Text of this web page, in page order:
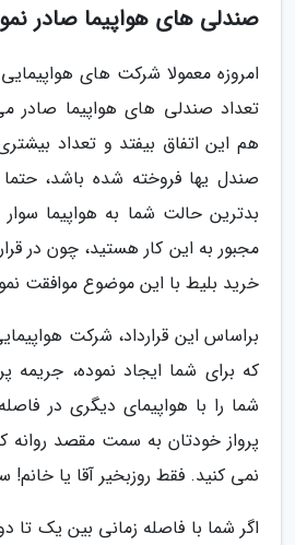
صندلی های هواپیما صادر
امروزه معمولا شرکت های
تعداد صندلی­ های هواپیما صادر می
هم این اتفاق بیفتد و تعداد
صندل ی­ها فروخته شده باشد،
بدترین حالت شما به هواپیما سوار
مجبور به این کار هستید، چون در
خرید بلیط با این موضوع موافقت
براساس این قرارداد، شرکت
که برای شما ایجاد نموده، جریمه
شما را با هواپیمای دیگری در
پرواز خودتان به سمت مقصد روانه
نمی کنید. فقط روزبخیر آقا یا خانم!
اگر شما با فاصله زمانی بین یک